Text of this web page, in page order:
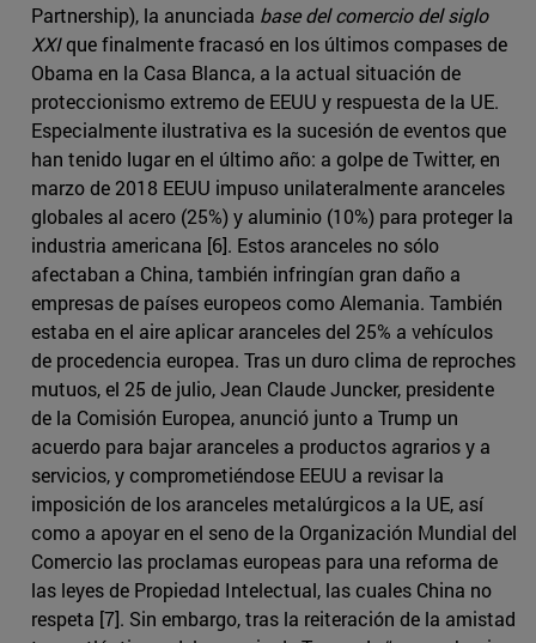
Partnership), la anunciada base del comercio del siglo
XXIque finalmente fracasó en los últimos compases de
Obama en la Casa Blanca, a la actual situación de
proteccionismo extremo de EEUU y respuesta de la UE.
Especialmente ilustrativa es la sucesión de eventos que
han tenido lugar en el último año: a golpe de Twitter, en
marzo de 2018 EEUU impuso unilateralmente aranceles
globales al acero (25%) y aluminio (10%) para proteger la
industria americana [6]. Estos aranceles no sólo
afectaban a China, también infringían gran daño a
empresas de países europeos como Alemania. También
estaba en el aire aplicar aranceles del 25% a vehículos
de procedencia europea. Tras un duro clima de reproches
mutuos, el 25 de julio, Jean Claude Juncker, presidente
de la Comisión Europea, anunció junto a Trump un
acuerdo para bajar aranceles a productos agrarios y a
servicios, y comprometiéndose EEUU a revisar la
imposición de los aranceles metalúrgicos a la UE, así
como a apoyar en el seno de la Organización Mundial del
Comercio las proclamas europeas para una reforma de
las leyes de Propiedad Intelectual, las cuales China no
respeta [7]. Sin embargo, tras la reiteración de la amistad